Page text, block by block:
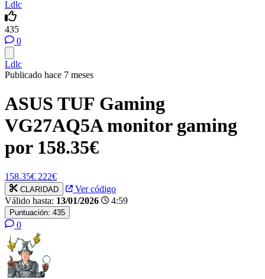
Ldlc
435
0
Ldlc
Publicado hace 7 meses
ASUS TUF Gaming
VG27AQ5A monitor gaming
por 158.35€
158.35€ 222€
CLARIDAD
Ver código
Válido hasta: 13/01/2026 4:59
Puntuación: 435
0